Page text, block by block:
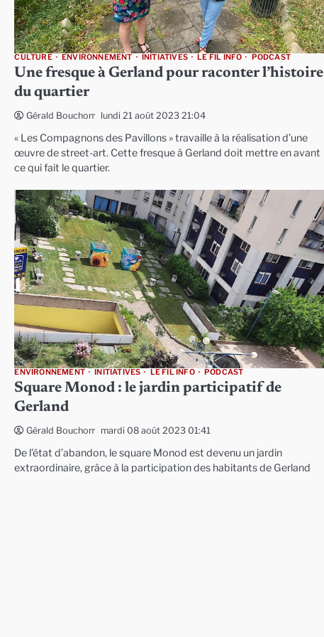
CULTURE ENVIRONNEMENT INITIATIVES LE FIL INFO PODCAST
Une fresque à Gerland pour raconter l’histoire
du quartier
Gérald Bouchon lundi 21 août 2023 21:04
« Les Compagnons des Pavillons » travaille à la réalisation d’une
œuvre de street-art. Cette fresque à Gerland doit mettre en avant
ce qui fait le quartier.
ENVIRONNEMENT INITIATIVES LE FIL INFO PODCAST
Square Monod : le jardin participatif de
Gerland
Gérald Bouchon mardi 08 août 2023 01:41
De l’état d’abandon, le square Monod est devenu un jardin
extraordinaire, grâce à la participation des habitants de Gerland